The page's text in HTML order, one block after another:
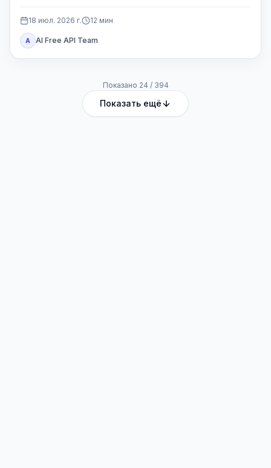
Codex или другой доступ Plus.
18 июл. 2026 г. 12 мин
A AI Free API Team
Показано 24 / 394
Показать ещё